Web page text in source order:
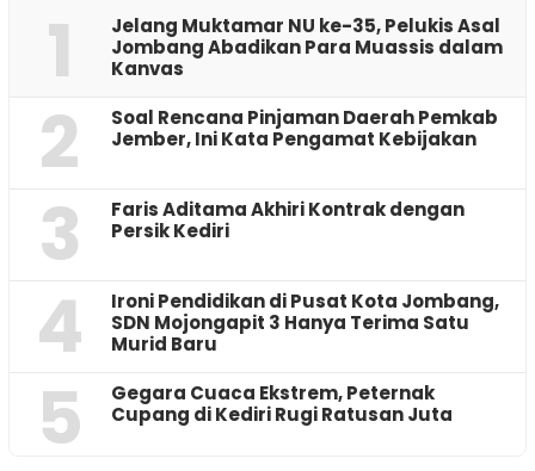
1
Jelang Muktamar NU ke-35, Pelukis Asal
Jombang Abadikan Para Muassis dalam
Kanvas
2
‎Soal Rencana Pinjaman Daerah Pemkab
Jember, Ini Kata Pengamat Kebijakan ‎
3
Faris Aditama Akhiri Kontrak dengan
Persik Kediri
4
Ironi Pendidikan di Pusat Kota Jombang,
SDN Mojongapit 3 Hanya Terima Satu
Murid Baru
5
‎Gegara Cuaca Ekstrem, Peternak
Cupang di Kediri Rugi Ratusan Juta